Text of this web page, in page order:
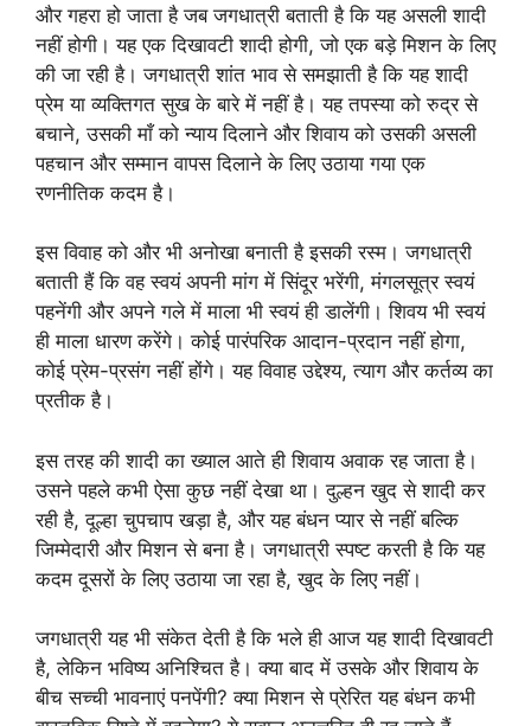
और गहरा हो जाता है जब जगधात्री बताती है कि यह असली शादी
नहीं होगी। यह एक दिखावटी शादी होगी, जो एक बड़े मिशन के लिए
की जा रही है। जगधात्री शांत भाव से समझाती है कि यह शादी
प्रेम या व्यक्तिगत सुख के बारे में नहीं है। यह तपस्या को रुद्र से
बचाने, उसकी माँ को न्याय दिलाने और शिवाय को उसकी असली
पहचान और सम्मान वापस दिलाने के लिए उठाया गया एक
रणनीतिक कदम है।
इस विवाह को और भी अनोखा बनाती है इसकी रस्म। जगधात्री
बताती हैं कि वह स्वयं अपनी मांग में सिंदूर भरेंगी, मंगलसूत्र स्वयं
पहनेंगी और अपने गले में माला भी स्वयं ही डालेंगी। शिवय भी स्वयं
ही माला धारण करेंगे। कोई पारंपरिक आदान-प्रदान नहीं होगा,
कोई प्रेम-प्रसंग नहीं होंगे। यह विवाह उद्देश्य, त्याग और कर्तव्य का
प्रतीक है।
इस तरह की शादी का ख्याल आते ही शिवाय अवाक रह जाता है।
उसने पहले कभी ऐसा कुछ नहीं देखा था। दुल्हन खुद से शादी कर
रही है, दूल्हा चुपचाप खड़ा है, और यह बंधन प्यार से नहीं बल्कि
जिम्मेदारी और मिशन से बना है। जगधात्री स्पष्ट करती है कि यह
कदम दूसरों के लिए उठाया जा रहा है, खुद के लिए नहीं।
जगधात्री यह भी संकेत देती है कि भले ही आज यह शादी दिखावटी
है, लेकिन भविष्य अनिश्चित है। क्या बाद में उसके और शिवाय के
बीच सच्ची भावनाएं पनपेंगी? क्या मिशन से प्रेरित यह बंधन कभी